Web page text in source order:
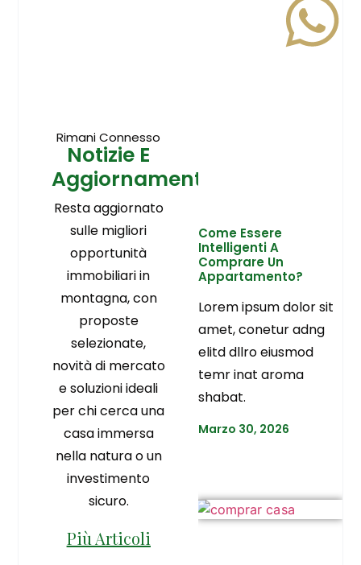
Rimani Connesso
Notizie E
Aggiornamenti
Resta aggiornato
sulle migliori
opportunità
immobiliari in
montagna, con
proposte
selezionate,
novità di mercato
e soluzioni ideali
per chi cerca una
casa immersa
nella natura o un
investimento
sicuro.
Più Articoli
Come Essere
Intelligenti A
Comprare Un
Appartamento?
Lorem ipsum dolor sit
amet, conetur adng
elitd dllro eiusmod
temr inat aroma
shabat.
Marzo 30, 2026